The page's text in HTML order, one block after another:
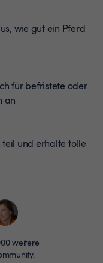
wie gut ein Pferd
für befristete oder
an
und erhalte tolle
weitere